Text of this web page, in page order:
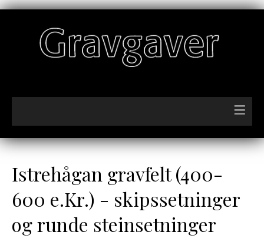
≡
Istrehågan gravfelt (400-
600 e.Kr.) - skipssetninger
og runde steinsetninger